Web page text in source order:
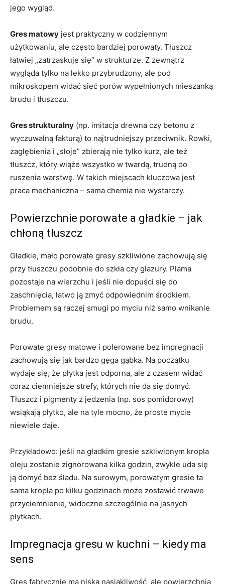
jego wygląd.
Gres matowy jest praktyczny w codziennym
użytkowaniu, ale często bardziej porowaty. Tłuszcz
łatwiej „zatrzaskuje się” w strukturze. Z zewnątrz
wygląda tylko na lekko przybrudzony, ale pod
mikroskopem widać sieć porów wypełnionych mieszanką
brudu i tłuszczu.
Gres strukturalny (np. imitacja drewna czy betonu z
wyczuwalną fakturą) to najtrudniejszy przeciwnik. Rowki,
zagłębienia i „słoje” zbierają nie tylko kurz, ale też
tłuszcz, który wiąże wszystko w twardą, trudną do
ruszenia warstwę. W takich miejscach kluczowa jest
praca mechaniczna – sama chemia nie wystarczy.
Powierzchnie porowate a gładkie – jak
chłoną tłuszcz
Gładkie, mało porowate gresy szkliwione zachowują się
przy tłuszczu podobnie do szkła czy glazury. Plama
pozostaje na wierzchu i jeśli nie dopuści się do
zaschnięcia, łatwo ją zmyć odpowiednim środkiem.
Problemem są raczej smugi po myciu niż samo wnikanie
brudu.
Porowate gresy matowe i polerowane bez impregnacji
zachowują się jak bardzo gęga gąbka. Na początku
wydaje się, że płytka jest odporna, ale z czasem widać
coraz ciemniejsze strefy, których nie da się domyć.
Tłuszcz i pigmenty z jedzenia (np. sos pomidorowy)
wsiąkają płytko, ale na tyle mocno, że proste mycie
niewiele daje.
Przykładowo: jeśli na gładkim gresie szkliwionym kropla
oleju zostanie zignorowana kilka godzin, zwykle uda się
ją domyć bez śladu. Na surowym, porowatym gresie ta
sama kropla po kilku godzinach może zostawić trwawe
przyciemnienie, widoczne szczególnie na jasnych
płytkach.
Impregnacja gresu w kuchni – kiedy ma
sens
Gres fabrycznie ma niską nasiąkliwość, ale powierzchnia